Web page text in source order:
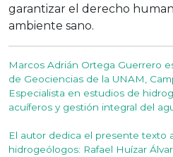
garantizar el derecho
ambiente sano.
Marcos Adrián Ortega Guerrero
de Geociencias de la UNAM,
Especialista en estudios de
acuíferos y gestión integral del
El autor dedica el presente texto
hidrogeólogos: Rafael Huízar